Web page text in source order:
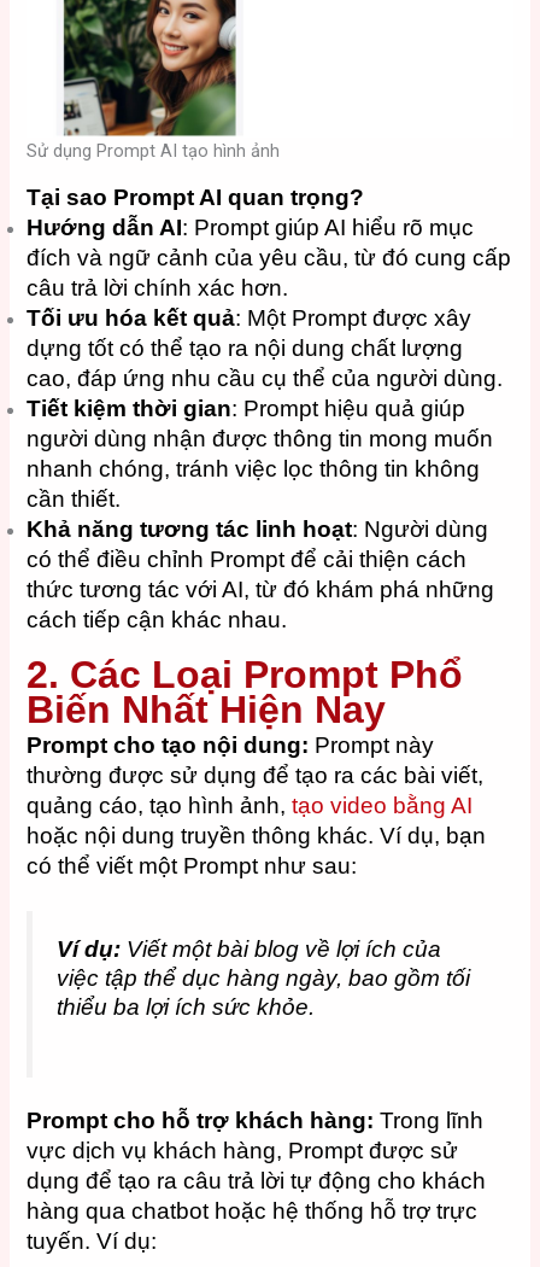
Sử dụng Prompt AI tạo hình ảnh
Tại sao Prompt AI quan trọng?
Hướng dẫn AI: Prompt giúp AI hiểu rõ mục
đích và ngữ cảnh của yêu cầu, từ đó cung cấp
câu trả lời chính xác hơn.
Tối ưu hóa kết quả: Một Prompt được xây
dựng tốt có thể tạo ra nội dung chất lượng
cao, đáp ứng nhu cầu cụ thể của người dùng.
Tiết kiệm thời gian: Prompt hiệu quả giúp
người dùng nhận được thông tin mong muốn
nhanh chóng, tránh việc lọc thông tin không
cần thiết.
Khả năng tương tác linh hoạt: Người dùng
có thể điều chỉnh Prompt để cải thiện cách
thức tương tác với AI, từ đó khám phá những
cách tiếp cận khác nhau.
2. Các Loại Prompt Phổ
Biến Nhất Hiện Nay
Prompt cho tạo nội dung: Prompt này
thường được sử dụng để tạo ra các bài viết,
quảng cáo, tạo hình ảnh,tạo video bằng AI
hoặc nội dung truyền thông khác. Ví dụ, bạn
có thể viết một Prompt như sau:
Ví dụ: Viết một bài blog về lợi ích của
việc tập thể dục hàng ngày, bao gồm tối
thiểu ba lợi ích sức khỏe.
Prompt cho hỗ trợ khách hàng:Trong lĩnh
vực dịch vụ khách hàng, Prompt được sử
dụng để tạo ra câu trả lời tự động cho khách
hàng qua chatbot hoặc hệ thống hỗ trợ trực
tuyến. Ví dụ: